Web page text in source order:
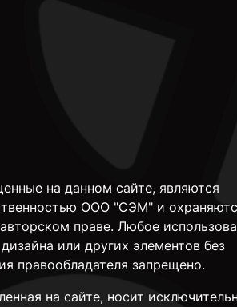
на данном сайте, являются
ООО "СЭМ" и
праве. Любое
или других элементов без
правообладателя запрещено.
на сайте, носит